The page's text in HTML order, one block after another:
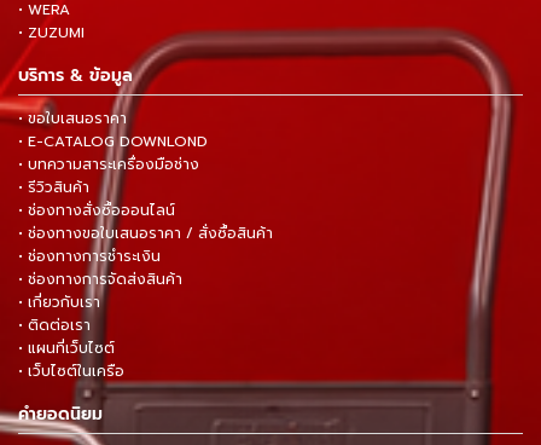
• WERA
• ZUZUMI
บริการ & ข้อมูล
• ขอใบเสนอราคา
• E-CATALOG DOWNLOND
• บทความสาระเครื่องมือช่าง
• รีวิวสินค้า
• ช่องทางสั่งซื้อออนไลน์
• ช่องทางขอใบเสนอราคา / สั่งซื้อสินค้า
• ช่องทางการชำระเงิน
• ช่องทางการจัดส่งสินค้า
• เกี่ยวกับเรา
• ติดต่อเรา
• แผนที่เว็บไซต์
• เว็บไซต์ในเครือ
คำยอดนิยม